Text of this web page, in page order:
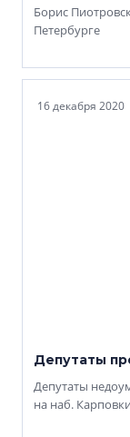
Борис
Петербурге
16 декабря 2020
Депутаты
Депутаты
на наб.